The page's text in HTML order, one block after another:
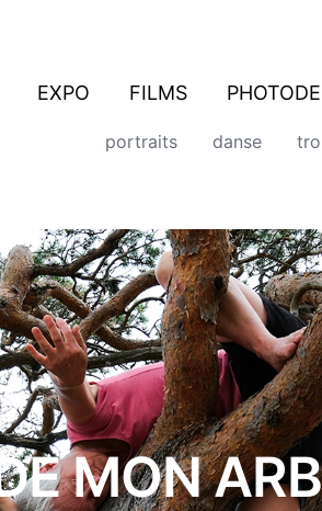
EXPO FILMS
portraits danse
MON